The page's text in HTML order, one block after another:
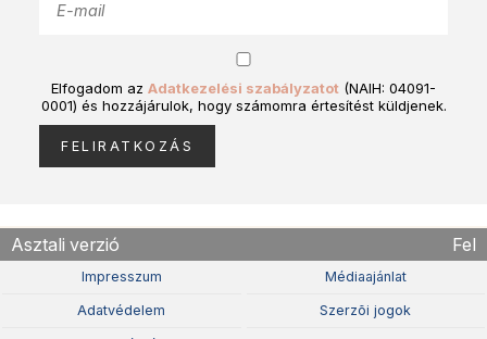
Elfogadom az Adatkezelési szabályzatot (NAIH: 04091-
0001) és hozzájárulok, hogy számomra értesítést küldjenek.
Asztali verzió Fel
Impresszum Médiaajánlat
Adatvédelem Szerzõi jogok